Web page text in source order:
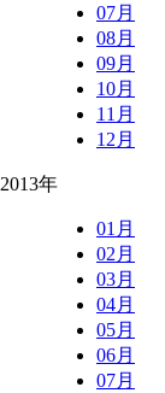
07月
08月
09月
10月
11月
12月
2013年
01月
02月
03月
04月
05月
06月
07月